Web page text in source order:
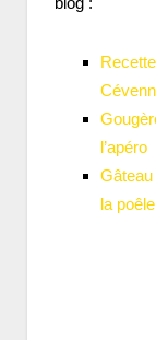
l’apéro
la poêle